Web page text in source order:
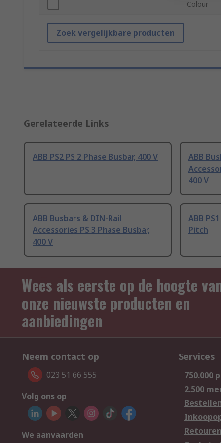
Colour
Zoek vergelijkbare producten
Gerelateerde Links
ABB PS2 PS 2 Phase Busbar, 400 V
ABB
400 V
ABB Busbars & DIN-Rail
Accessories PS 3 Phase Busbar,
400 V
ABB
Pitch
Wees als eerste op de hoogte
onze nieuwste producten en
aanbiedingen
Neem contact op
023 51 66 555
Volg ons op
We aanvaarden
Services
750.000
2.500
Bestellen
Retouren